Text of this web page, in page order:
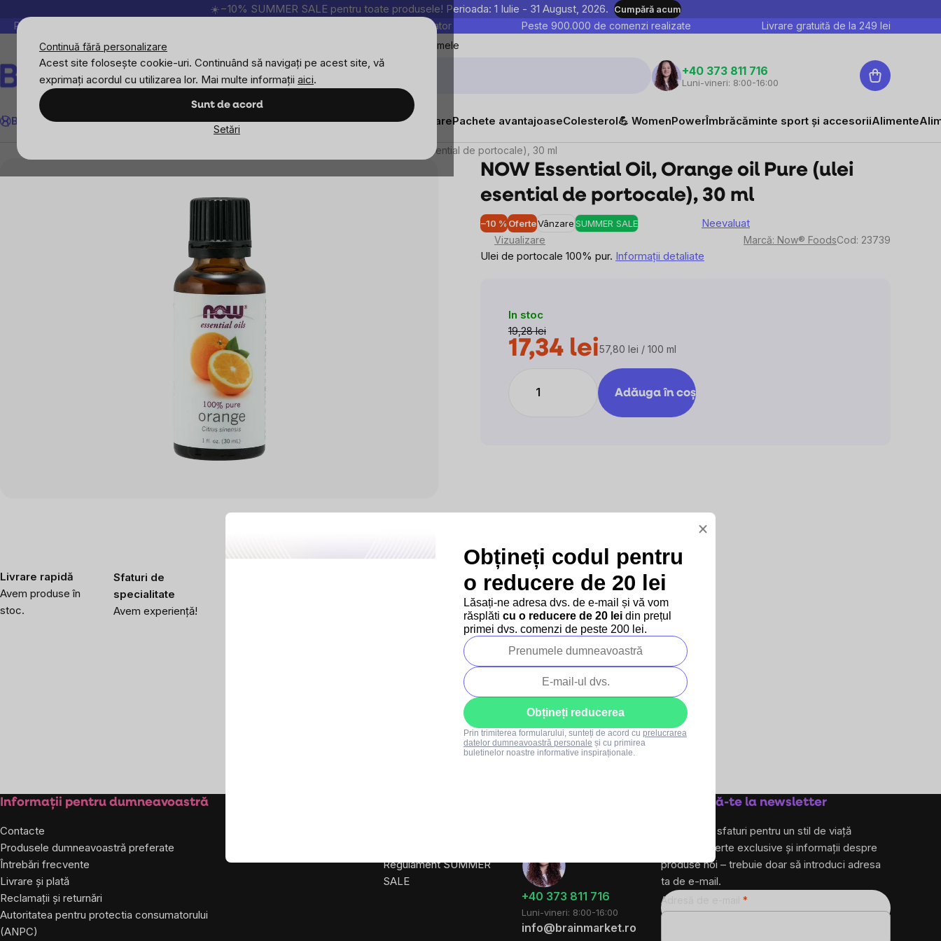
Continuă fără personalizare
Acest site folosește cookie-uri. Continuând să navigați pe acest site, vă
exprimați acordul cu utilizarea lor. Mai multe informații aici.
Sunt de acord
Setări
☀️−10% SUMMER SALE pentru toate produsele! Perioada: 1 Iulie - 31 August, 2026. Cumpără acum
Peste 200.000 de recenzii verificate Produsele noastre sunt testate în laborator Peste 900.000 de comenzi realizate Livrare gratuită de la 249 lei
Favoritele mele
Căutare
+40 373 811 716
Luni-vineri: 8:00-16:00
Coş
de
BrainMax
SportImunitateFemeiBărbațiCopiiObiectiveNoutățiSuplimente alimentarePachete avantajoaseColesterol💪 WomenPowerÎmbrăcăminte sport și accesoriiAlimente
NOW Essential Oil, Orange oil Pure (ulei esential de portocale), 30 ml
NOW Essential Oil, Orange oil Pure (ulei
esential de portocale), 30 ml
–10 % OferteVânzareSUMMER SALE
Evaluarea
a
5
stele.
Neevaluat
Livrare rapidă
Avem produse în
stoc.
Sfaturi de
specialitate
Avem experiență!
Vizualizare Marcă: Now® FoodsCod: 23739
Ulei de portocale 100% pur. Informaţii detaliate
In stoc
19,28 lei
17,34 leiEvaluare
preţ:
57,80 lei / 100 ml
Adăuga în coş
Subsol
Informații pentru dumneavoastră
Contacte
Produsele dumneavoastră preferate
Întrebări frecvente
Livrare și plată
Reclamații și returnări
Autoritatea pentru protectia consumatorului
(ANPC)
Regulament SUMMER
SALE
+40 373 811 716
Luni-vineri: 8:00-16:00
info@brainmarket.ro
Abonează-te la newsletter
și primește sfaturi pentru un stil de viață
sănătos, oferte exclusive și informații despre
produse noi – trebuie doar să introduci adresa
ta de e-mail.
Adresă de e-mail
×
Obțineți codul pentru
o reducere de 20 lei
Lăsați-ne adresa dvs. de e-mail și vă vom
răsplăti cu o reducere de 20 lei din prețul
primei dvs. comenzi de peste 200 lei.
Obțineți reducerea
Prin trimiterea formularului, sunteți de acord cu prelucrarea
datelor dumneavoastră personale și cu primirea
buletinelor noastre informative inspiraționale.